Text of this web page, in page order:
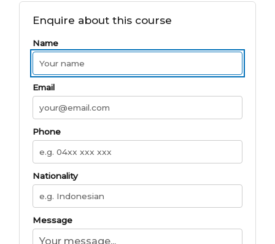
Enquire about this course
Name
Email
Phone
Nationality
Message